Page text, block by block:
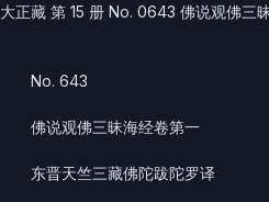
大正藏 第 15 册 No. 0643 佛说观佛三
No. 643
佛说观佛三昧海经卷第一
东晋天竺三藏佛陀跋陀罗译